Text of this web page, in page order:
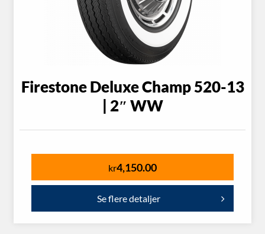
Firestone Deluxe Champ 520-13
| 2″ WW
kr4,150.00
Se flere detaljer